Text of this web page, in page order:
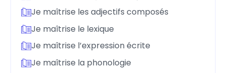
Je maîtrise les adjectifs composés
Je maîtrise le lexique
Je maîtrise l’expression écrite
Je maîtrise la phonologie